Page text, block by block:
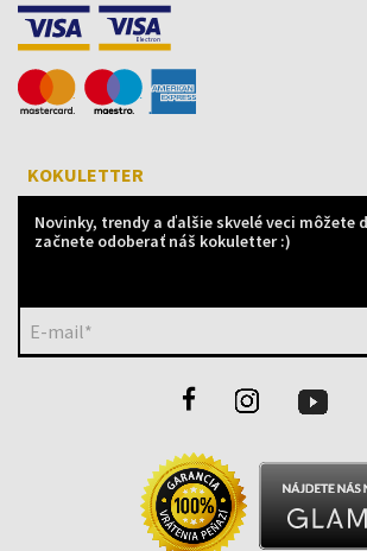
KOKULETTER
Novinky, trendy a ďalšie skvelé veci môžete
začnete odoberať náš kokuletter :)
E-mail*